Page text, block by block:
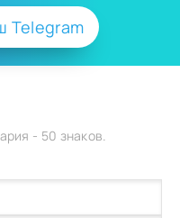
Telegram
- 50 знаков.